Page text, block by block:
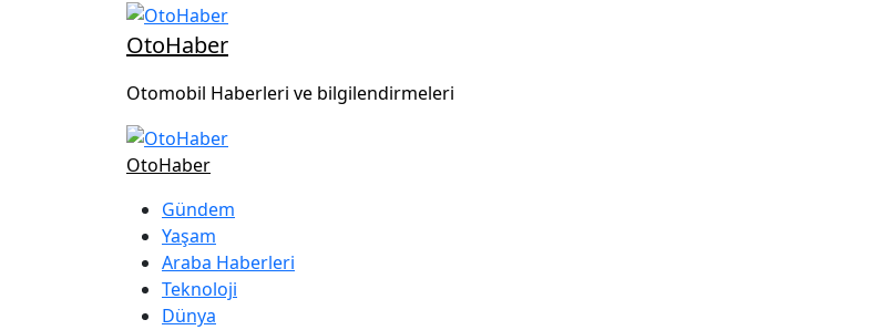
OtoHaber
Otomobil Haberleri ve bilgilendirmeleri
OtoHaber
Gündem
Yaşam
Araba Haberleri
Teknoloji
Dünya